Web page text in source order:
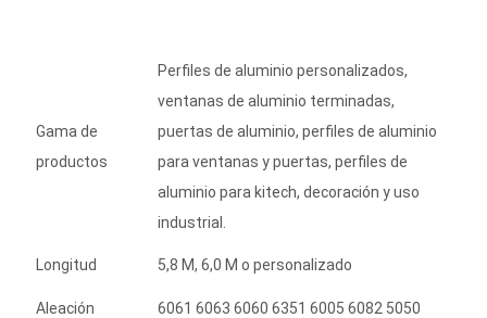
Gama de
productos
Perfiles de aluminio personalizados,
ventanas de aluminio terminadas,
puertas de aluminio, perfiles de aluminio
para ventanas y puertas, perfiles de
aluminio para kitech, decoración y uso
industrial.
Longitud 5,8 M, 6,0 M o personalizado
Aleación 6061 6063 6060 6351 6005 6082 5050